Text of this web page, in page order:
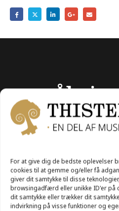
For at give dig de bedste oplevelser
cookies til at gemme og/eller få
giver dit samtykke til disse
browsingadfærd eller unikke ID'er på
dit samtykke eller trækker dit
indvirkning på visse funktioner og
Mandag 3.